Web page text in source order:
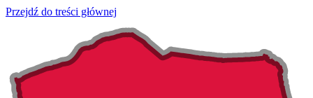
Przejdź do treści głównej